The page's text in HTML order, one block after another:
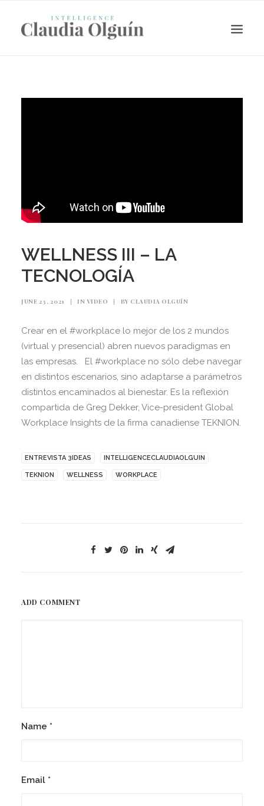
Search
WELLNESS III – LA
TECNOLOGÍA
JUNE 23, 2021 | IN VIDEO | BY CLAUDIA OLGUÍN
Crear en el #workplace lo mejor de los 2 mundos
(virtual y presencial) abren nuevos paradigmas en
las empresas. El #workplace no sólo debe navegar
en distintos escenarios, sino adaptarse a parámetros
distintos encaminados al bienestar. Es la reflexión
compartida de Greg Dekker, Vice-president Global
Workplace Insights de la firma canadiense TEKNION.
ENTREVISTA 3IDEAS INTELLIGENCECLAUDIAOLGUIN
TEKNION WELLNESS WORKPLACE
ADD COMMENT
Name *
Email *